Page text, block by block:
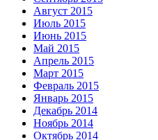
Август 2015
Июль 2015
Июнь 2015
Май 2015
Апрель 2015
Март 2015
Февраль 2015
Январь 2015
Декабрь 2014
Ноябрь 2014
Октябрь 2014